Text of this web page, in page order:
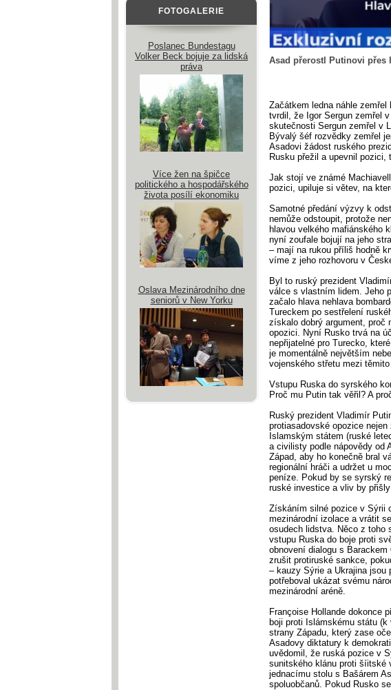
Asad přerostl Putinovi přes
Začátkem ledna náhle
tvrdil, že Igor Sergun zemřel
skutečnosti Sergun zemřel v
Bývalý šéf rozvědky zemřel
Asadovi žádost ruského
Rusku přežil a upevnil
Jak stojí ve známé
pozici, upiluje si větev, na
Samotné předání výzvy k
nemůže odstoupit, protože
hlavou velkého mafiánského
nyní zoufale bojují na jeho
– mají na rukou příliš hodně
víme z jeho rozhovoru v
Byl to ruský prezident
válce s vlastním lidem. Jeho
začalo hlava nehlava
Tureckem po sestřelení
získalo dobrý argument, proč
opozici. Nyní Rusko trvá na
nepřijatelné pro Turecko,
je momentálně největším
vojenského střetu mezi
Vstupu Ruska do syrského
Proč mu Putin tak věřil? A
Ruský prezident Vladimír
protiasadovské opozice
Islamským státem (ruské
a civilisty podle nápovědy od
Západ, aby ho konečně bral
regionální hráči a udržet u
peníze. Pokud by se syrský
ruské investice a vliv by
Získáním silné pozice v Sýrii
mezinárodní izolace a vrátit
osudech lidstva. Něco z toho
vstupu Ruska do boje proti
obnovení dialogu s
zrušit protiruské sankce,
– kauzy Sýrie a Ukrajina
potřeboval ukázat svému
mezinárodní aréně.
Françoise Hollande dokonce
boji proti Islámskému státu
strany Západu, který zase
Asadovy diktatury k
uvědomil, že ruská pozice v
sunitského klánu proti šíitské
jednacímu stolu s Bašárem
spoluobčanů. Pokud Rusko
FOTOGALERIE
Poslanec Bundestagu
Volker Beck bojuje za lidská
práva
Více žen na špičce
politického a hospodářského
života posílí ekonomiku
Oslava Mezinárodního dne
seniorů v New Yorku